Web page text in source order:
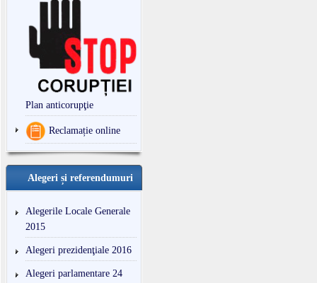
Plan anticorupţie
Reclamație online
Alegeri și referendumuri
Alegerile Locale Generale
2015
Alegeri prezidenţiale 2016
Alegeri parlamentare 24